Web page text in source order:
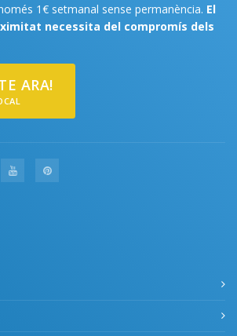
1€ setmanal sense permanència. El
necessita del compromís dels
ARA!